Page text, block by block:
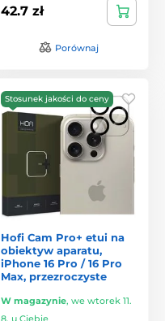
42.7 zł
Porównaj
Stosunek jakości do ceny
Hofi Cam Pro+ etui na
obiektyw aparatu,
iPhone 16 Pro / 16 Pro
Max, przezroczyste
W magazynie, we wtorek 11.
8. u Ciebie